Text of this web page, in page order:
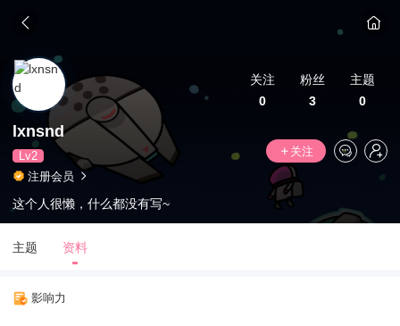
关注
0
粉丝
3
主题
0
lxnsnd
Lv2
关注
注册会员
这个人很懒，什么都没有写~
主题 资料
影响力